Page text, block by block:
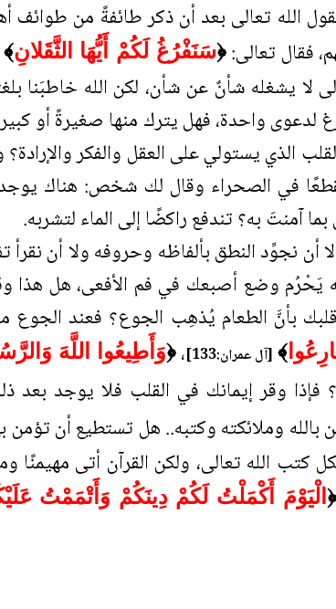
الله تعالى بعد أن ذكر طائفةً من طوائف
فقال تعالى:﴿سَنَفْرُغُ لَكُمْ أَيُّهَا الثَّقَلانِ﴾
لا يشغله شأنٌ عن شأن، لكن الله خاطبَنا
واحدة، فهل يترك منها صغيرةً أو
الذي يستولي على العقل والفكر
في الصحراء وقال لك شخص: هناك
آمنتَ به؟ تندفع راكضًا إلى الماء لتشربه.
أن نجوِّد النطق بألفاظه وحروفه ولا أن نقرأ
يَحْرُم وضع أصبعك في فم الأفعى، هل هذا
بأنَّ الطعام يُذهِب الجوع؟ فعند الجوع
﴾ [آل عمران:133] ،﴿وَأَطِيعُوا اللَّهَ
وقر إيمانك في القلب فلا يوجد بعد
بالله وملائكته وكتبه.. هل تستطيع أن
كتب الله تعالى، ولكن القرآن أتى مهيمنًا
﴿ الْيَوْمَ أَكْمَلْتُ لَكُمْ دِينَكُمْ وَأَتْمَمْتُ